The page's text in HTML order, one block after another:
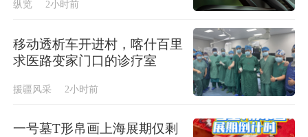
纵览 2小时前
移动透析车开进村，喀什百里
求医路变家门口的诊疗室
援疆风采 2小时前
一号墓T形帛画上海展期仅剩